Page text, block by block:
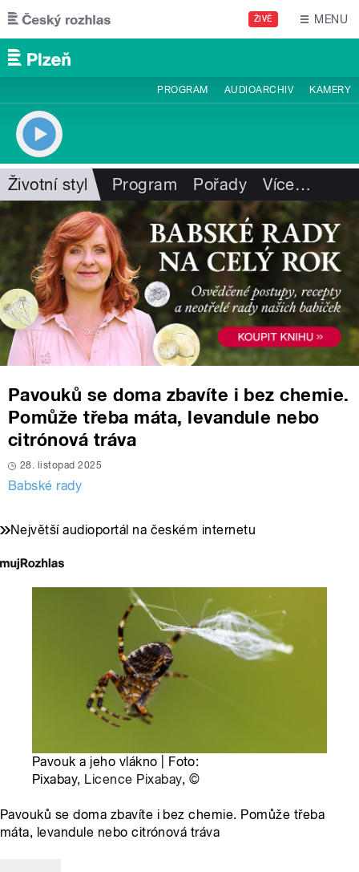
Přejít k hlavnímu obsahu
ŽIVĚ MENU
PROGRAM AUDIOARCHIV KAMERY
Životní styl Program Pořady Více…
Pavouků se doma zbavíte i bez chemie.
Pomůže třeba máta, levandule nebo
citrónová tráva
28. listopad 2025
Babské rady
Největší audioportál na českém internetu
Pavouk a jeho vlákno | Foto:
Pixabay, Licence Pixabay, ©
Pavouků se doma zbavíte i bez chemie. Pomůže třeba
máta, levandule nebo citrónová tráva